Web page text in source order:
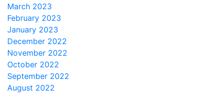
March 2023
February 2023
January 2023
December 2022
November 2022
October 2022
September 2022
August 2022